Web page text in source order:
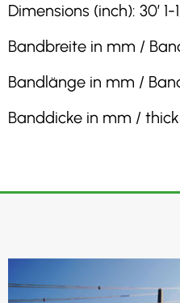
Dimensions (inch): 30′
Bandbreite in mm /
Bandlänge in mm /
Banddicke in mm /